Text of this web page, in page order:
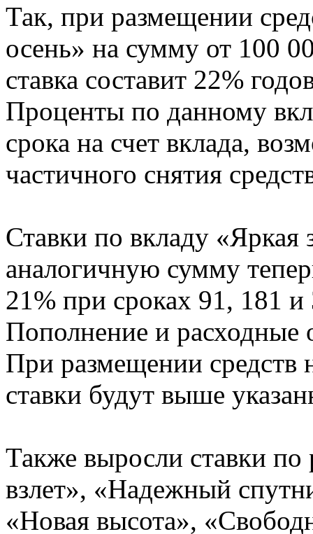
Так, при размещении
осень» на сумму от 100
ставка составит 22%
Проценты по данному
срока на счет вклада,
частичного снятия
Ставки по вкладу «Яркая
аналогичную сумму
21% при сроках 91, 181 и
Пополнение и расходные
При размещении средств
ставки будут выше
Также выросли ставки
взлет», «Надежный
«Новая высота»,